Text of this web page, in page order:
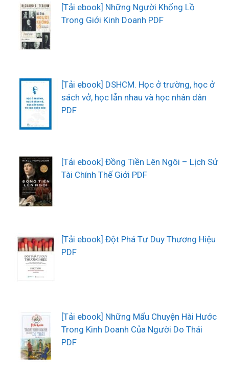
[Tải ebook] Những Người Khổng Lồ
Trong Giới Kinh Doanh PDF
[Tải ebook] DSHCM. Học ở trường, học ở
sách vở, học lẫn nhau và học nhân dân
PDF
[Tải ebook] Đồng Tiền Lên Ngôi – Lịch Sử
Tài Chính Thế Giới PDF
[Tải ebook] Đột Phá Tư Duy Thương Hiệu
PDF
[Tải ebook] Những Mẩu Chuyện Hài Hước
Trong Kinh Doanh Của Người Do Thái
PDF